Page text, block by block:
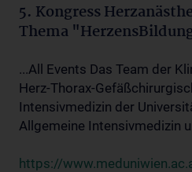
5. Kongress
Thema
...All Events Das Team der
Herz-Thorax-
Intensivmedizin der
Allgemeine Intensivmedizin
https://